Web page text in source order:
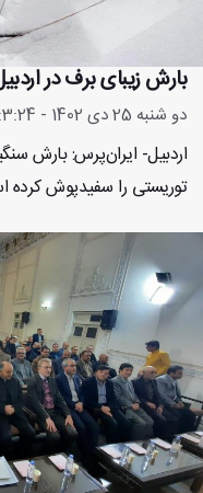
بارش زیبای برف در
دو شنبه 25 دی 1402 - 8:3:24
اردبیل- ایران‌پرس: بارش
توریستی را سفیدپوش